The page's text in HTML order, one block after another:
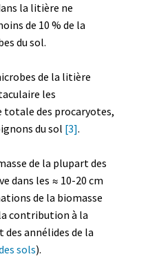
la litière ne
de 10 % de la
du sol.
de la litière
les
totale des procaryotes,
du sol [3].
de la plupart des
dans les ≈ 10-20 cm
de la biomasse
contribution à la
des annélides de la
sols).